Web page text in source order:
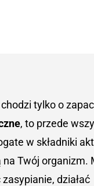
tylko o
, to przede
w składniki
Twój organizm.
działać